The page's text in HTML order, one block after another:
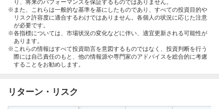
り、将来のパフォーマンスを保証するものではありません。
また、これらは一般的な基準を基にしたものであり、すべての投資目的や
リスク許容度に適合するわけではありません。各個人の状況に応じた注意
が必要です。
各指標については、市場状況の変化などに伴い、適宜更新される可能性が
あります。
これらの情報はすべて投資助言を意図するものではなく、投資判断を行う
際には自己責任のもと、他の情報源や専門家のアドバイスを総合的に考慮
することをお勧めします。
リターン・リスク